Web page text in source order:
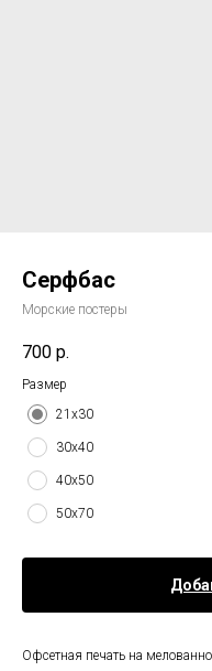
Серфбас
Морские постеры
700 р.
Размер
21х30
30х40
40х50
50х70
Офсетная печать на